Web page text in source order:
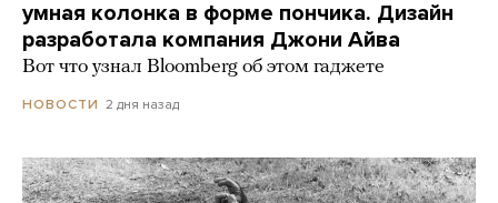
умная колонка в форме пончика. Дизайн
разработала компания Джони Айва
Вот что узнал Bloomberg об этом гаджете
НОВОСТИ 2 дня назад